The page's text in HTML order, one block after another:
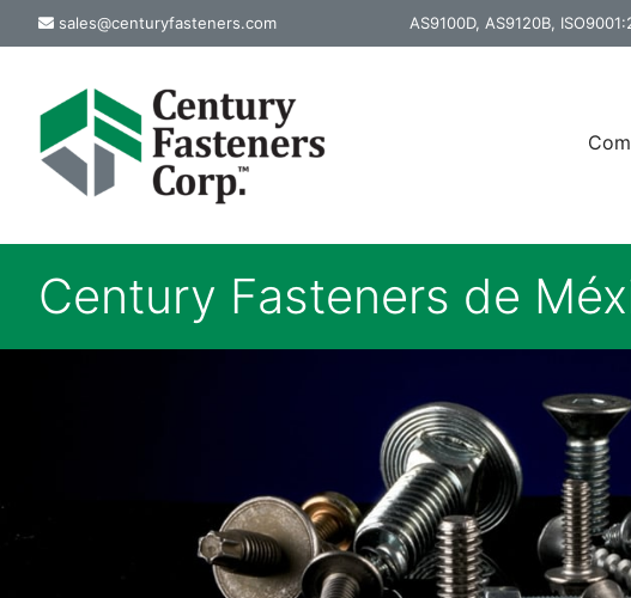
Skip
to
sales@centuryfasteners.com AS9100D, AS9120B,
Century Fasteners de